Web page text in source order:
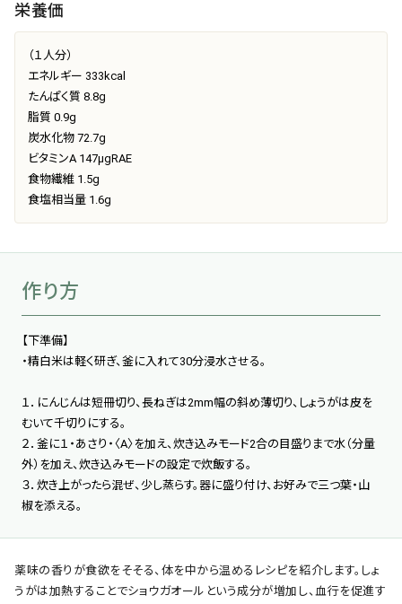
栄養価
（１人分）
エネルギー 333kcal
たんぱく質 8.8g
脂質 0.9g
炭水化物 72.7g
ビタミンA 147μgRAE
食物繊維 1.5g
食塩相当量 1.6g
作り方
【下準備】
・精白米は軽く研ぎ、釜に入れて30分浸水させる。
１．にんじんは短冊切り、長ねぎは2mm幅の斜め薄切り、しょうがは皮を
むいて千切りにする。
２．釜に１・あさり・〈A〉を加え、炊き込みモード2合の目盛りまで水（分量
外）を加え、炊き込みモードの設定で炊飯する。
３．炊き上がったら混ぜ、少し蒸らす。器に盛り付け、お好みで三つ葉・山
椒を添える。
薬味の香りが食欲をそそる、体を中から温めるレシピを紹介します。しょ
うがは加熱することでショウガオールという成分が増加し、血行を促進す